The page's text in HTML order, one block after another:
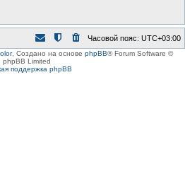
Часовой пояс: UTC+03:00
, Создано на основе phpBB® Forum Software ©
phpBB Limited
поддержка phpBB